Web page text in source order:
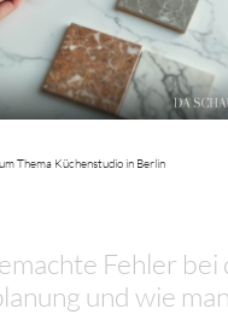
Thema Küchenstudio in Berlin
Fehler bei
und wie